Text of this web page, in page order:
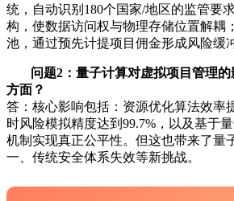
统，自动识别180个国家/地区的监管要
构，使数据访问权与物理存储位置解耦
池，通过预先计提项目佣金形成风险缓
问题2：量子计算对虚拟项目管理
方面？
答：核心影响包括：资源优化算法效率
时风险模拟精度达到99.7%，以及基于
机制实现真正公平性。但这也带来了量
一、传统安全体系失效等新挑战。